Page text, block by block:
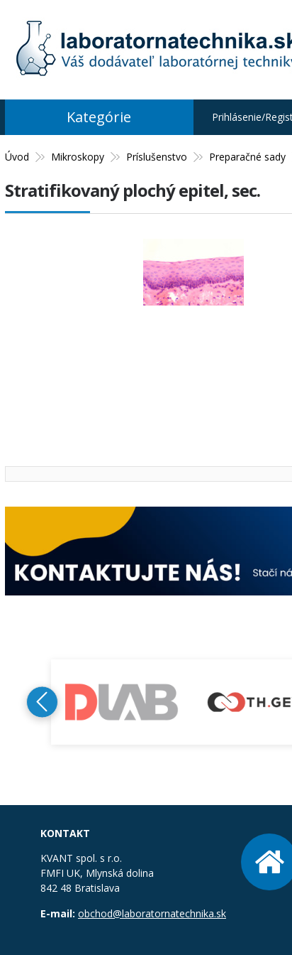
Úvod Mikroskopy Príslušenstvo Preparačné sady
Stratifikovaný plochý epitel, sec.
Kategórie Prihlásenie/
KONTAKT
KVANT spol. s r.o.
FMFI UK, Mlynská dolina
842 48 Bratislava
E-mail: obchod@laboratornatechnika.sk